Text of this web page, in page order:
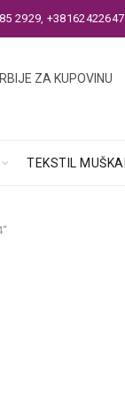
2929, +38162422647
ZA KUPOVINU
TEKSTIL